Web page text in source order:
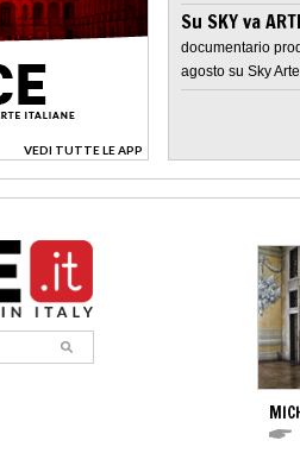
VEDI TUTTE LE APP
>
Su SKY va
documentario
agosto su Sky Arte